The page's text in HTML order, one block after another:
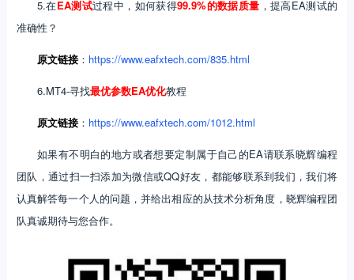
5.在EA测试过程中，如何获得99.9%的数据质量 ，提高EA测试的
准确性？
原文链接： https://www.eafxtech.com/835.html
6.MT4-寻找最优参数EA优化教程
原文链接： https://www.eafxtech.com/1012.html
如果有不明白的地方或者想要定制属于自己的EA请联系晓辉编程
团队，通过扫一扫添加为微信或QQ好友，都能够联系到我们，我们将
认真解答每一个人的问题，并给出相应的从技术分析角度，晓辉编程团
队真诚期待与您合作。